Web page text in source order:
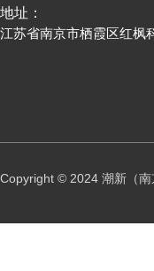
地址：
江苏省南京市栖霞区红枫
Copyright © 2024 潮新（